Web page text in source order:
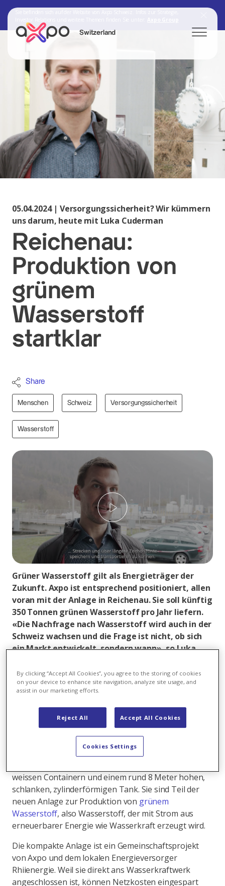
Switzerland
Search
Axpo Group
05.04.2024 | Versorgungssicherheit? Wir kümmern
uns darum, heute mit Luka Cuderman
Reichenau:
Produktion von
grünem
Wasserstoff
startklar
Share
Menschen Schweiz Versorgungssicherheit
Wasserstoff
Play
Grüner Wasserstoff gilt als Energieträger der
Zukunft. Axpo ist entsprechend positioniert, allen
voran mit der Anlage in Reichenau. Sie soll künftig
350 Tonnen grünen Wasserstoff pro Jahr liefern.
«Die Nachfrage nach Wasserstoff wird auch in der
Schweiz wachsen und die Frage ist nicht, ob sich
ein Markt entwickelt, sondern wann», so Luka
Strategy Lead.
Wer auf der Autobahn A13 durch das Bündner
Rheintal fährt, hat einen guten Blick auf das Axpo
Wasserkraftwerk Reichenau in Domat/Ems. Unterhalb
des Zusammenflusses von Vorder- und Hinterrhein
gelegen, nutzt Axpo die Kraft der alpinen
Wassermassen zur Produktion von Strom. Ebenfalls
weissen Containern und einem rund 8 Meter hohen,
schlanken, zylinderförmigen Tank. Sie sind Teil der
neuen Anlage zur Produktion von grünem
Wasserstoff, also Wasserstoff, der mit Strom aus
erneuerbarer Energie wie Wasserkraft erzeugt wird.
Die kompakte Anlage ist ein Gemeinschaftsprojekt
von Axpo und dem lokalen Energieversorger
Rhiienergie. Weil sie direkt ans Wasserkraftwerk
angeschlossen ist, können Netzkosten eingespart
By clicking “Accept All Cookies”, you agree to the storing of cookies
on your device to enhance site navigation, analyze site usage, and
assist in our marketing efforts.
Reject All Accept All Cookies
Cookies Settings